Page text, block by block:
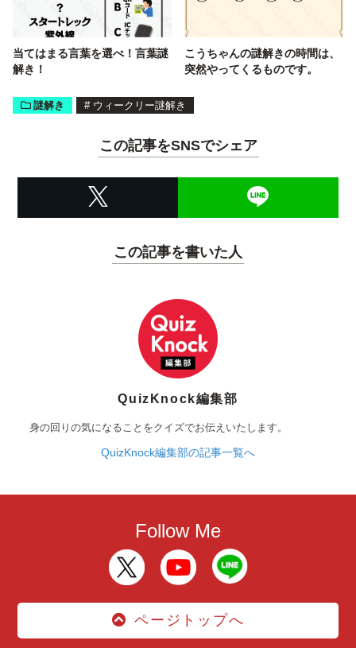
当てはまる言葉を選べ！言葉謎
解き！
こうちゃんの謎解きの時間は、
突然やってくるものです。
謎解き # ウィークリー謎解き
この記事をSNSでシェア
この記事を書いた人
QuizKnock編集部
身の回りの気になることをクイズでお伝えいたします。
QuizKnock編集部の記事一覧へ
Follow Me
ページトップへ